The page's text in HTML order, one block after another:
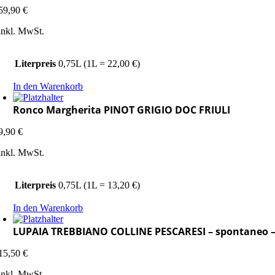
€
MwSt.
Literpreis 0,75L (1L = 22,00 €)
In den Warenkorb
Ronco Margherita PINOT GRIGIO DOC FRIULI
€
MwSt.
Literpreis 0,75L (1L = 13,20 €)
In den Warenkorb
LUPAIA TREBBIANO COLLINE PESCARESI – spontaneo
€